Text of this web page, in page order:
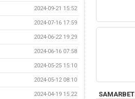
2024-09-21 15:52
2024-07-16 17:59
2024-06-22 19:29
2024-06-16 07:58
2024-05-25 15:10
2024-05-12 08:10
2024-04-19 15:22